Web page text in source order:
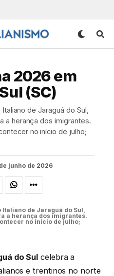
2026 em
(SC)
de Jaraguá do Sul,
a herança dos imigrantes.
no início de julho;
junho de 2026
de Jaraguá do Sul,
a herança dos imigrantes.
no início de julho;
do Sul celebra a
e trentinos no norte